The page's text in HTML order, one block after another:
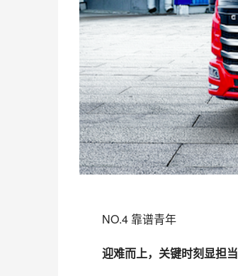
NO.4 靠谱青年
迎难而上，关键时刻显担当